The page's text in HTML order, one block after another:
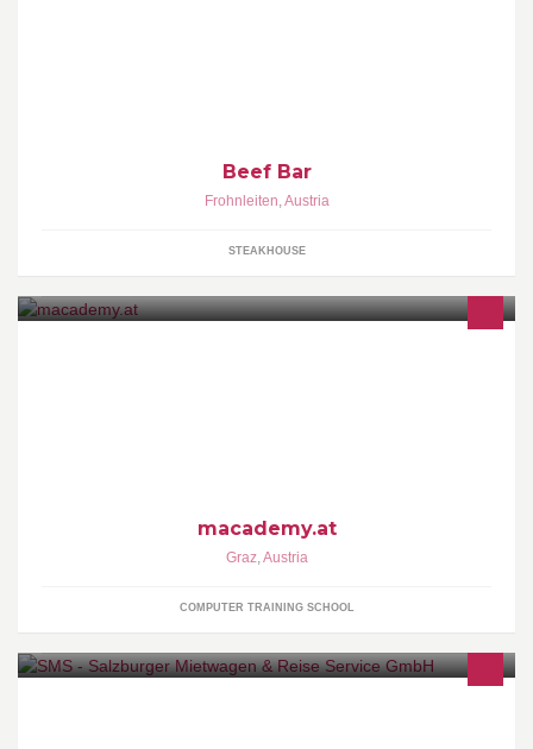
Beef Bar
Frohnleiten,Austria
STEAKHOUSE
macademy.at
Graz,Austria
COMPUTER TRAINING SCHOOL